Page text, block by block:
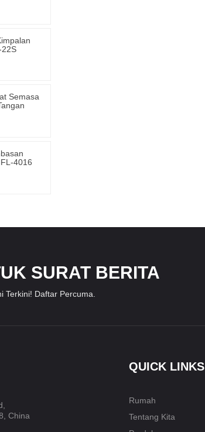
22S
Semasa
4016
SURAT BERITA
Terkini! Daftar Percuma.
China
QUICK LINKS
Rumah
Tentang Kita